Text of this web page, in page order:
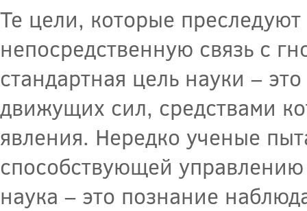
Те цели, которые
непосредственную связь с
стандартная цель науки –
движущих сил, средствами
явления. Нередко ученые
способствующей
наука – это познание